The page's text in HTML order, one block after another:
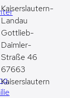
Kaiserslautern-
Landau
Gottlieb-
Daimler-
Straße 46
67663
Kaiserslautern